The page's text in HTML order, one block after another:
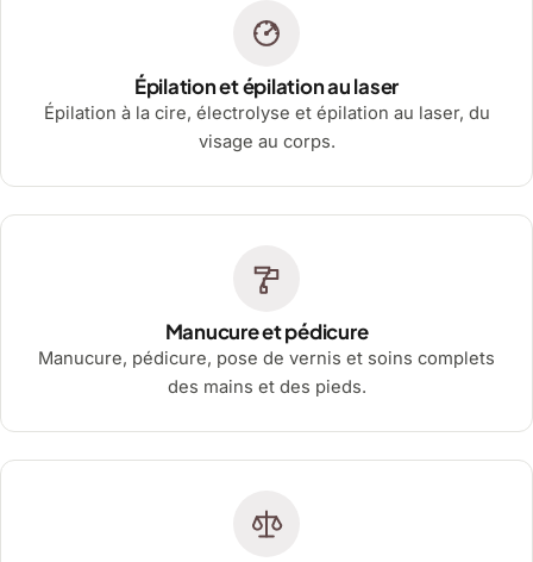
Épilation et épilation au laser
Épilation à la cire, électrolyse et épilation au laser, du
visage au corps.
Manucure et pédicure
Manucure, pédicure, pose de vernis et soins complets
des mains et des pieds.